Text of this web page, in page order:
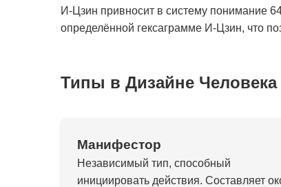
И-Цзин привносит в систему понимание
определённой гексаграмме И-Цзин, что
Типы в Дизайне Человека
Манифестор
Независимый тип, способный
инициировать действия. Составляет